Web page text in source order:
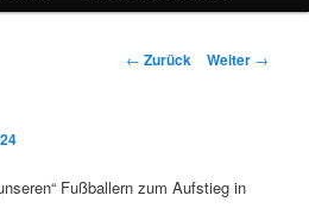
Beitrags-
← Zurück Weiter →
Fußballern zum Aufstieg in